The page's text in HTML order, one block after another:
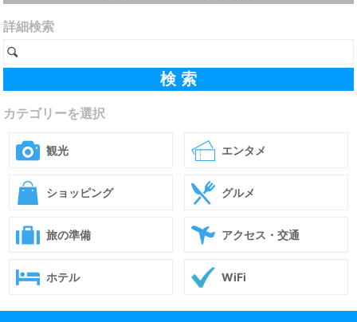
詳細検索
カテゴリーを選択
観光 エンタメ
ショッピング グルメ
旅の準備 アクセス・交通
ホテル WiFi